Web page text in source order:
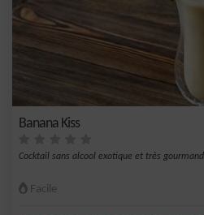
Banana Kiss
Cocktail sans alcool exotique et très
Facile